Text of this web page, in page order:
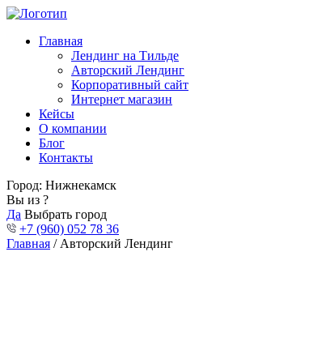
Главная
Лендинг на Тильде
Авторский Лендинг
Корпоративный сайт
Интернет магазин
Кейсы
О компании
Блог
Контакты
Город: Нижнекамск
Вы из ?
Да Выбрать город
+7 (960) 052 78 36
Главная / Авторский Лендинг